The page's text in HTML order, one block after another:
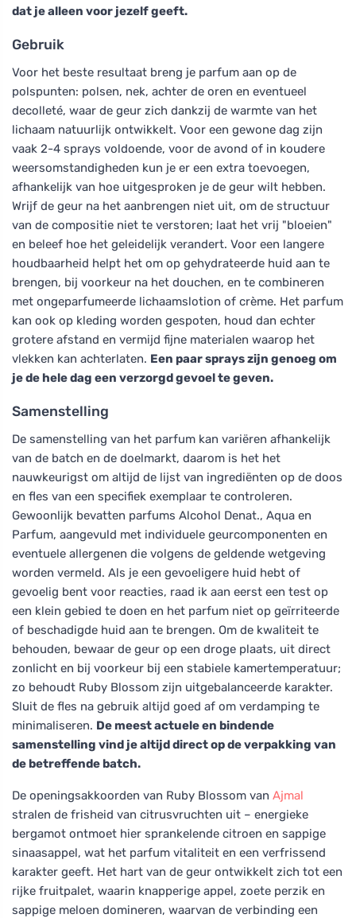
dat je alleen voor jezelf geeft.
Gebruik
Voor het beste resultaat breng je parfum aan op de
polspunten: polsen, nek, achter de oren en eventueel
decolleté, waar de geur zich dankzij de warmte van het
lichaam natuurlijk ontwikkelt. Voor een gewone dag zijn
vaak 2-4 sprays voldoende, voor de avond of in koudere
weersomstandigheden kun je er een extra toevoegen,
afhankelijk van hoe uitgesproken je de geur wilt hebben.
Wrijf de geur na het aanbrengen niet uit, om de structuur
van de compositie niet te verstoren; laat het vrij "bloeien"
en beleef hoe het geleidelijk verandert. Voor een langere
houdbaarheid helpt het om op gehydrateerde huid aan te
brengen, bij voorkeur na het douchen, en te combineren
met ongeparfumeerde lichaamslotion of crème. Het parfum
kan ook op kleding worden gespoten, houd dan echter
grotere afstand en vermijd fijne materialen waarop het
vlekken kan achterlaten. Een paar sprays zijn genoeg om
je de hele dag een verzorgd gevoel te geven.
Samenstelling
De samenstelling van het parfum kan variëren afhankelijk
van de batch en de doelmarkt, daarom is het het
nauwkeurigst om altijd de lijst van ingrediënten op de doos
en fles van een specifiek exemplaar te controleren.
Gewoonlijk bevatten parfums Alcohol Denat., Aqua en
Parfum, aangevuld met individuele geurcomponenten en
eventuele allergenen die volgens de geldende wetgeving
worden vermeld. Als je een gevoeligere huid hebt of
gevoelig bent voor reacties, raad ik aan eerst een test op
een klein gebied te doen en het parfum niet op geïrriteerde
of beschadigde huid aan te brengen. Om de kwaliteit te
behouden, bewaar de geur op een droge plaats, uit direct
zonlicht en bij voorkeur bij een stabiele kamertemperatuur;
zo behoudt Ruby Blossom zijn uitgebalanceerde karakter.
Sluit de fles na gebruik altijd goed af om verdamping te
minimaliseren. De meest actuele en bindende
samenstelling vind je altijd direct op de verpakking van
de betreffende batch.
De openingsakkoorden van Ruby Blossom van Ajmal
stralen de frisheid van citrusvruchten uit – energieke
bergamot ontmoet hier sprankelende citroen en sappige
sinaasappel, wat het parfum vitaliteit en een verfrissend
karakter geeft. Het hart van de geur ontwikkelt zich tot een
rijke fruitpalet, waarin knapperige appel, zoete perzik en
sappige meloen domineren, waarvan de verbinding een